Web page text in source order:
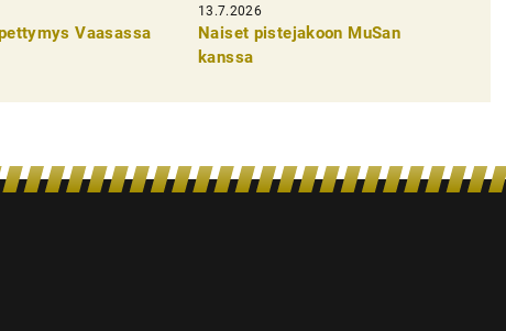
Vaasassa
13.7.2026
Naiset pistejakoon MuSan
kanssa